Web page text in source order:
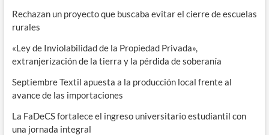
Rechazan un proyecto que buscaba evitar el cierre de escuelas
rurales
«Ley de Inviolabilidad de la Propiedad Privada»,
extranjerización de la tierra y la pérdida de soberanía
Septiembre Textil apuesta a la producción local frente al
avance de las importaciones
La FaDeCS fortalece el ingreso universitario estudiantil con
una jornada integral